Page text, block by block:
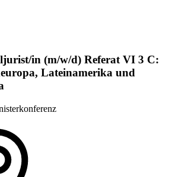
in (m/w/d) Referat VI 3 C:
Lateinamerika und